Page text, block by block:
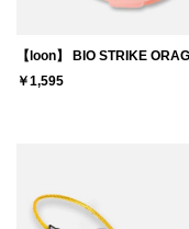
【loon】 BIO STRIKE
￥1,595